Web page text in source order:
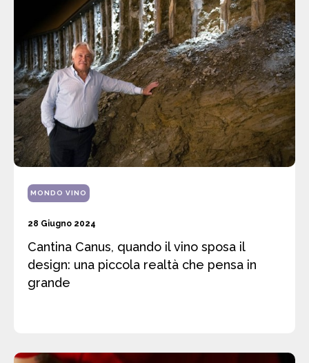
MONDO VINO
28 Giugno 2024
Cantina Canus, quando il vino sposa il
design: una piccola realtà che pensa in
grande